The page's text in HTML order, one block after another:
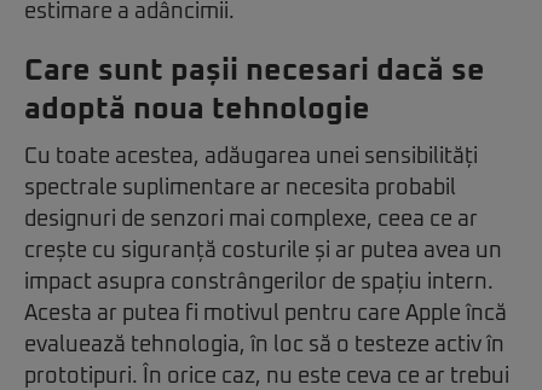
estimare a adâncimii.
Care sunt pașii necesari dacă se
adoptă noua tehnologie
Cu toate acestea, adăugarea unei sensibilități
spectrale suplimentare ar necesita probabil
designuri de senzori mai complexe, ceea ce ar
crește cu siguranță costurile și ar putea avea un
impact asupra constrângerilor de spațiu intern.
Acesta ar putea fi motivul pentru care Apple încă
evaluează tehnologia, în loc să o testeze activ în
prototipuri. În orice caz, nu este ceva ce ar trebui